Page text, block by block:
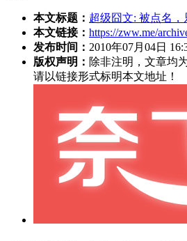
本文标题： 超级囧文: 被点名，
本文链接： https://zww.me/
发布时间： 2010年07月04日
版权声明： 除非注明，文章均
请以链接形式标明本文地址！